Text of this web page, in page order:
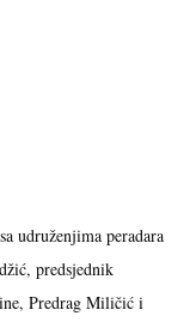
udruženjima peradara
predsjednik
Predrag Miličić i